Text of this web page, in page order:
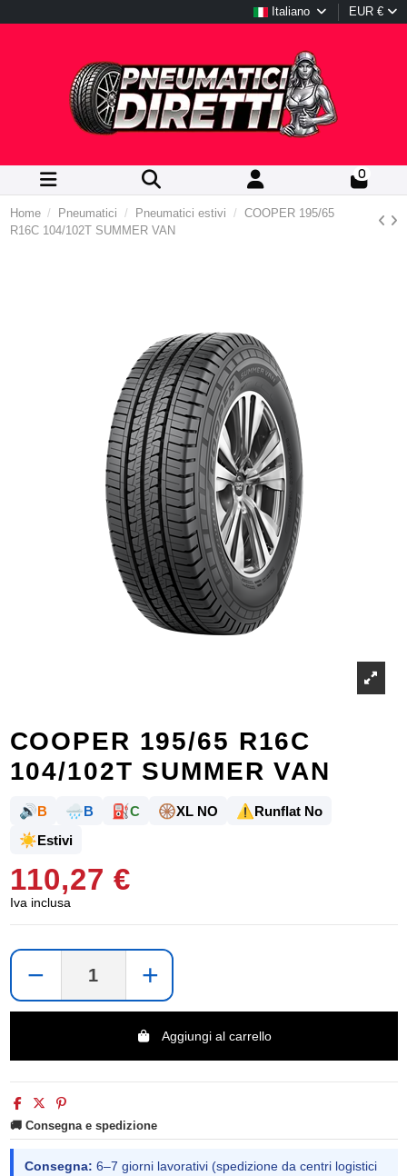
Italiano EUR €
0
Home Pneumatici Pneumatici estivi
COOPER 195/65
R16C 104/102T SUMMER VAN
COOPER 195/65 R16C
104/102T SUMMER VAN
🔊B 🌧️B ⛽C 🛞XL NO ⚠️Runflat No
☀️Estivi
110,27 €
Iva inclusa
− +
Aggiungi al carrello
🚚 Consegna e spedizione
Consegna: 6–7 giorni lavorativi (spedizione da centri logistici